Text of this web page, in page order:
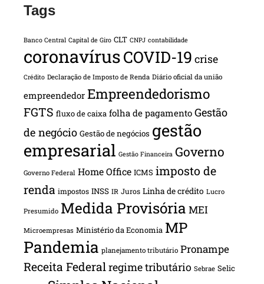
Tags
Banco Central Capital de Giro CLT CNPJ contabilidade
coronavírusCOVID-19 crise
Crédito Declaração de Imposto de Renda Diário oficial da união
empreendedor Empreendedorismo
FGTS fluxo de caixa folha de pagamento Gestão
de negócio Gestão de negócios gestão
empresarial Gestão Financeira Governo
Governo Federal Home Office ICMS imposto de
renda impostos INSS IR Juros Linha de crédito Lucro
Presumido Medida Provisória MEI
Microempresas Ministério da Economia MP
Pandemia planejamento tributário Pronampe
Receita Federalregime tributário Sebrae Selic